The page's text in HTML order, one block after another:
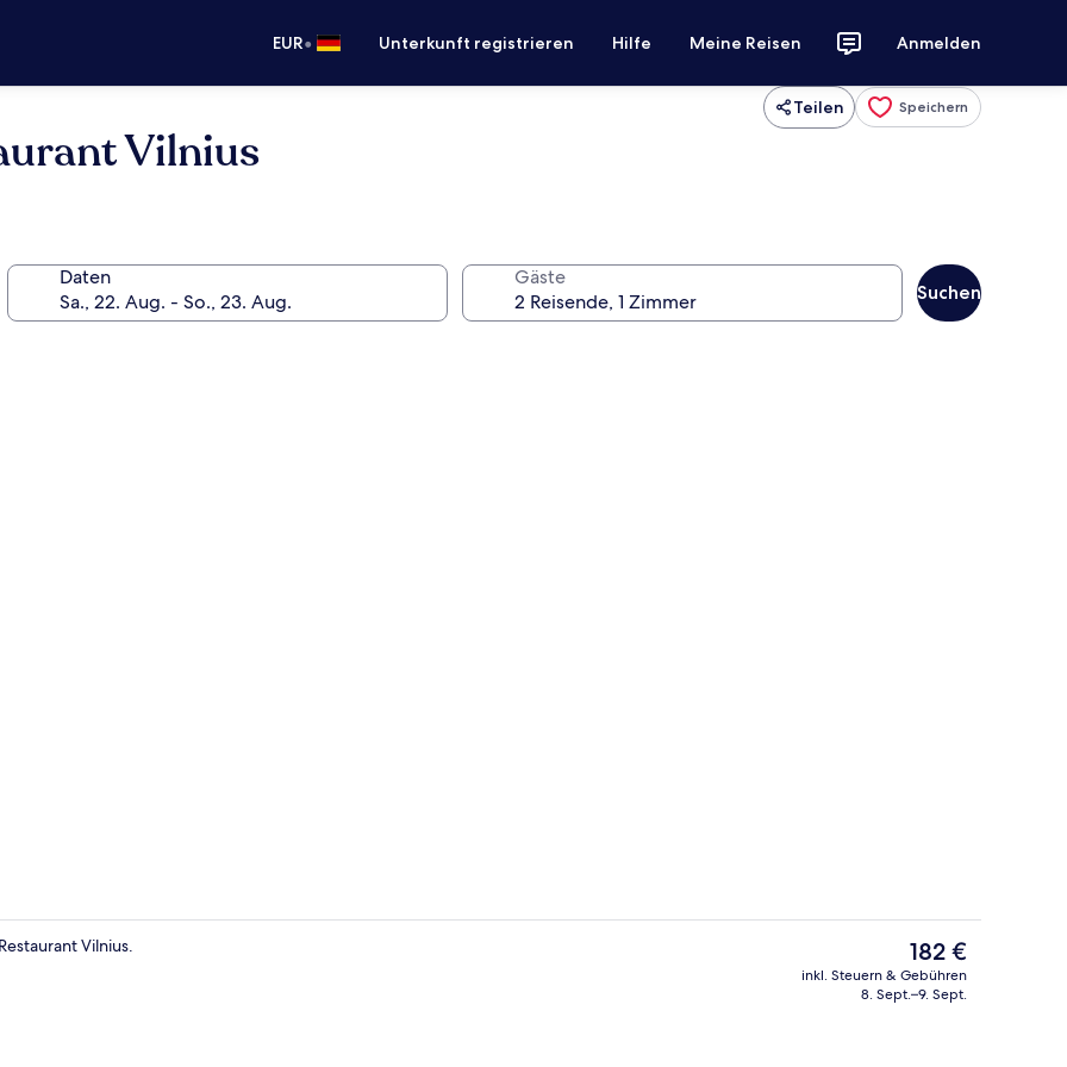
EUR• Unterkunft registrieren Hilfe Meine Reisen Anmelden
Teilen Speichern
Vilnius
Daten Gäste
Suchen
Business-Zweibettzimmer (With Extra Bed) | Betten mit Memory-Foam-Matratzen,
Vilnius.
Der
aktuelle
Preis
182 €
inkl. Steuern & Gebühren
8. Sept.–9. Sept.